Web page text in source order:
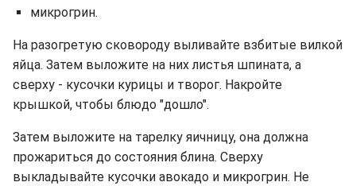
микрогрин.
На разогретую сковороду выливайте взбитые вилкой
яйца. Затем выложите на них листья шпината, а
сверху - кусочки курицы и творог. Накройте
крышкой, чтобы блюдо "дошло".
Затем выложите на тарелку яичницу, она должна
прожариться до состояния блина. Сверху
выкладывайте кусочки авокадо и микрогрин. Не